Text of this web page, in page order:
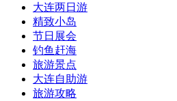
大连两日游
精致小岛
节日展会
钓鱼赶海
旅游景点
大连自助游
旅游攻略